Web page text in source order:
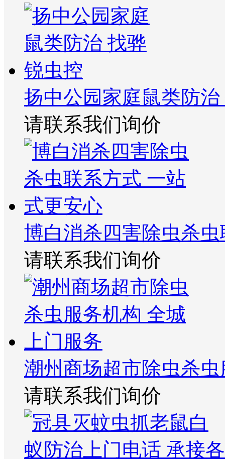
扬中公园家庭鼠类防
请联系我们询价
博白消杀四害除虫杀
请联系我们询价
潮州商场超市除虫杀
请联系我们询价